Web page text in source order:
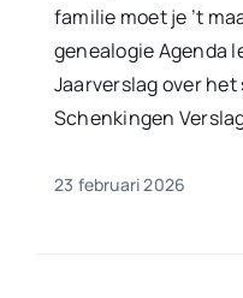
familie moet je ’t
genealogie Agenda
Jaarverslag over het
Schenkingen
23 februari 2026